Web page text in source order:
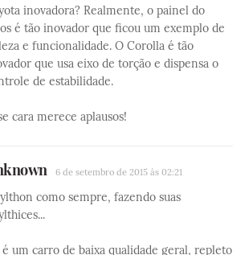
inovadora? Realmente, o painel do
é tão inovador que ficou um exemplo de
e funcionalidade. O Corolla é tão
que usa eixo de torção e dispensa o
de estabilidade.
cara merece aplausos!
6 de setembro de 2015 às 02:21
como sempre, fazendo suas
é um carro de baixa qualidade geral, repleto